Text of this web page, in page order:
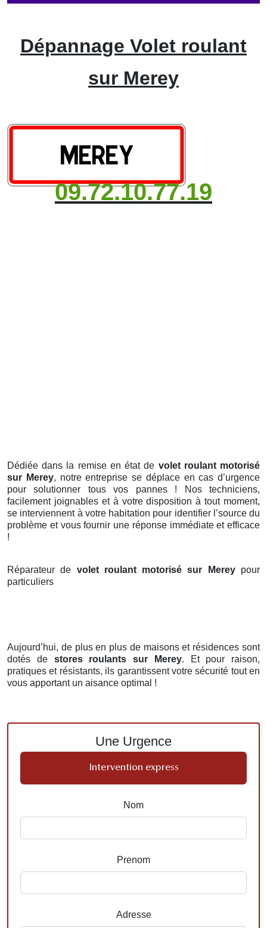
Dépannage Volet roulant
sur Merey
09.72.10.77.19
Dédiée dans la remise en état de volet roulant motorisé
sur Merey, notre entreprise se déplace en cas d’urgence
pour solutionner tous vos pannes ! Nos techniciens,
facilement joignables et à votre disposition à tout moment,
se interviennent à votre habitation pour identifier l’source du
problème et vous fournir une réponse immédiate et efficace
!
Réparateur de volet roulant motorisé sur Merey pour
particuliers
Aujourd’hui, de plus en plus de maisons et résidences sont
dotés de stores roulants sur Merey. Et pour raison,
pratiques et résistants, ils garantissent votre sécurité tout en
vous apportant un aisance optimal !
Une Urgence
Intervention express
Nom
Prenom
Adresse